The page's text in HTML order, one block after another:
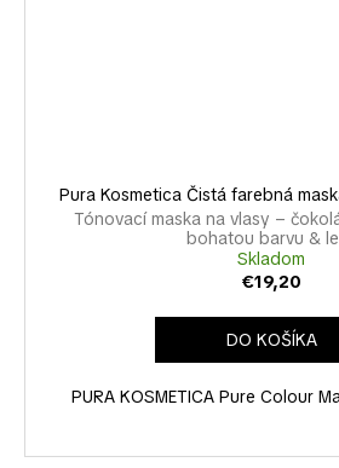
Pura Kosmetica Čistá farebná
Tónovací maska na vlasy –
bohatou barvu &
Skladom
€19,20
DO KOŠÍKA
PURA KOSMETICA Pure Colour